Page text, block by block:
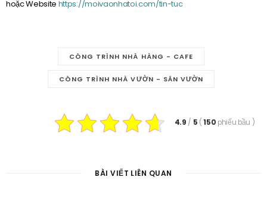
hoặc Website https://moivaonhatoi.com/tin-tuc
CÔNG TRÌNH NHÀ HÀNG - CAFE
CÔNG TRÌNH NHÀ VƯỜN - SÂN VƯỜN
4.9 / 5 ( 150 phiếu bầu )
BÀI VIẾT LIÊN QUAN